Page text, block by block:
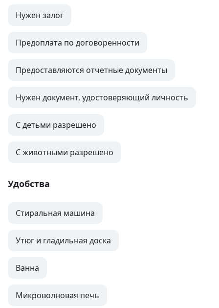
Нужен залог
Предоплата по договоренности
Предоставляются отчетные документы
Нужен документ, удостоверяющий личность
С детьми разрешено
С животными разрешено
Удобства
Стиральная машина
Утюг и гладильная доска
Ванна
Микроволновая печь